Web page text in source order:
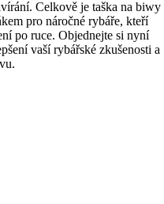
Celkově je taška na biwy
pro náročné rybáře, kteří
po ruce. Objednejte si nyní
vaší rybářské zkušenosti a